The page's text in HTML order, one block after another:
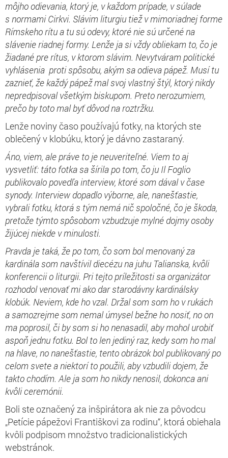
môjho odievania, ktorý je, v každom prípade, v súlade
s normami Cirkvi. Slávim liturgiu tiež v mimoriadnej forme
Rímskeho rítu a tu sú odevy, ktoré nie sú určené na
slávenie riadnej formy. Lenže ja si vždy obliekam to, čo je
žiadané pre rítus, v ktorom slávim. Nevytváram politické
vyhlásenia proti spôsobu, akým sa odieva pápež. Musí tu
zaznieť, že každý pápež mal svoj vlastný štýl, ktorý nikdy
nepredpisoval všetkým biskupom. Preto nerozumiem,
prečo by toto mal byť dôvod na roztržku.
Lenže noviny časo používajú fotky, na ktorých ste
oblečený v klobúku, ktorý je dávno zastaraný.
Áno, viem, ale práve to je neuveriteľné. Viem to aj
vysvetliť: táto fotka sa šírila po tom, čo ju Il Foglio
publikovalo povedľa interview, ktoré som dával v čase
synody. Interview dopadlo výborne, ale, nanešťastie,
vybrali fotku, ktorá s tým nemá nič spoločné, čo je škoda,
pretože týmto spôsobom vzbudzuje mylné dojmy osoby
žijúcej niekde v minulosti.
Pravda je taká, že po tom, čo som bol menovaný za
kardinála som navštívil diecézu na juhu Talianska, kvôli
konferencii o liturgii. Pri tejto príležitosti sa organizátor
rozhodol venovať mi ako dar starodávny kardinálsky
klobúk. Neviem, kde ho vzal. Držal som som ho v rukách
a samozrejme som nemal úmysel bežne ho nosiť, no on
ma poprosil, či by som si ho nenasadil, aby mohol urobiť
aspoň jednu fotku. Bol to len jediný raz, kedy som ho mal
na hlave, no nanešťastie, tento obrázok bol publikovaný po
celom svete a niektorí to použili, aby vzbudili dojem, že
takto chodím. Ale ja som ho nikdy nenosil, dokonca ani
kvôli ceremónii.
Boli ste označený za inšpirátora ak nie za pôvodcu
„Petície pápežovi Františkovi za rodinu“, ktorá obiehala
kvôli podpisom množstvo tradicionalistických
webstránok.